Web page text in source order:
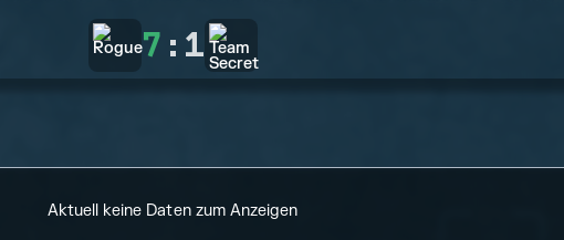
7 : 1
Aktuell keine Daten zum Anzeigen